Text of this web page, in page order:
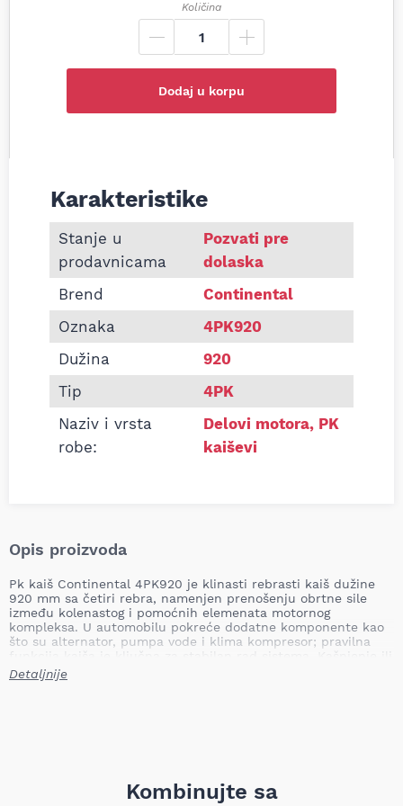
Količina
Dodaj u korpu
Informacije o Pk kaiš Continental 4PK920
Karakteristike
Stanje u
prodavnicama
Pozvati pre
dolaska
Brend
Continental
Oznaka
4PK920
Dužina
920
Tip
4PK
Naziv i vrsta
robe:
Delovi motora, PK
kaiševi
Opis proizvoda
Pk kaiš Continental 4PK920 je klinasti rebrasti kaiš dužine
920 mm sa četiri rebra, namenjen prenošenju obrtne sile
između kolenastog i pomoćnih elemenata motornog
kompleksa. U automobilu pokreće dodatne komponente kao
što su alternator, pumpa vode i klima kompresor; pravilna
funkcija kaiša je ključna za stabilan rad sistema. Kašnjenje ili
izostanak zamene istrošenog pk kaiša može dovesti do
proklizavanja, smanjenog punjenja akumulatora, pregrevanja
Tip: klinasti rebrasti kaiš
Zemlja uvoza: United Kingdom
Detaljnije
Kombinujte sa